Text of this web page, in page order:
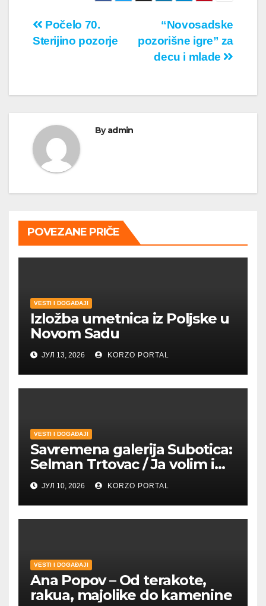
Кретање
чланка
“Novosadske
pozorišne igre” za
decu i mlade
Počelo 70.
Sterijino pozorje
Byadmin
POVEZANE PRIČE
VESTI I DOGAĐAJI
Izložba umetnica iz Poljske u
Novom Sadu
ЈУЛ 13, 2026 KORZO PORTAL
VESTI I DOGAĐAJI
Savremena galerija Subotica:
Selman Trtovac / Ja volim i
umetnost drugih
ЈУЛ 10, 2026 KORZO PORTAL
VESTI I DOGAĐAJI
Ana Popov – Od terakote,
rakua, majolike do kamenine